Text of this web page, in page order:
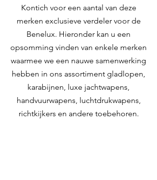
Kontich voor een aantal van deze
merken exclusieve verdeler voor de
Benelux. Hieronder kan u een
opsomming vinden van enkele merken
waarmee we een nauwe samenwerking
hebben in ons assortiment gladlopen,
karabijnen, luxe jachtwapens,
handvuurwapens, luchtdrukwapens,
richtkijkers en andere toebehoren.